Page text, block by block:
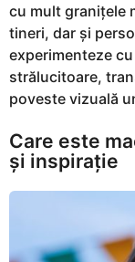
cu mult granițele
tineri, dar și
experimenteze
strălucitoare,
poveste vizuală
Care este
și inspirație